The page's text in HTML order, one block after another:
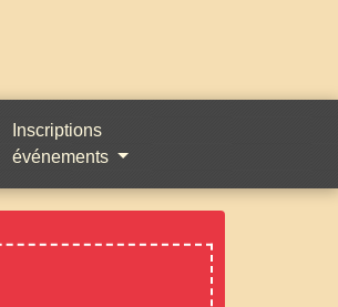
Inscriptions
événements